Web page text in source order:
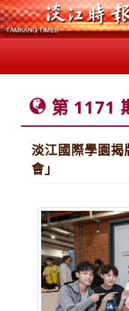
第 1171
淡江國際學園
會」